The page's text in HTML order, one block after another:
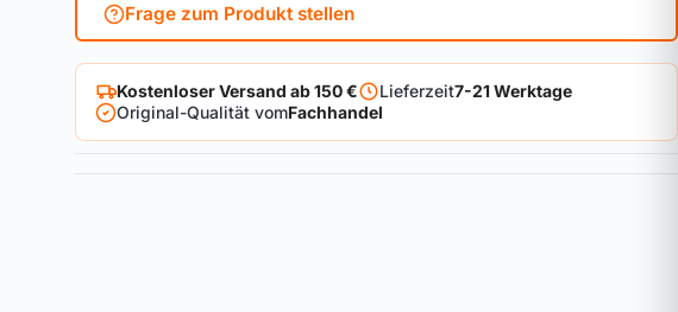
Frage zum Produkt stellen
Kostenloser Versand ab 150 € Lieferzeit7-21 Werktage
Original-Qualität vomFachhandel